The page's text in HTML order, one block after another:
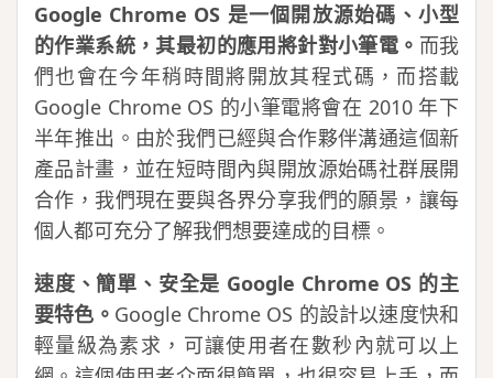
Google Chrome OS 是一個開放源始碼、小型
的作業系統，其最初的應用將針對小筆電。 而我
們也會在今年稍時間將開放其程式碼，而搭載
Google Chrome OS 的小筆電將會在 2010 年下
半年推出。由於我們已經與合作夥伴溝通這個新
產品計畫，並在短時間內與開放源始碼社群展開
合作，我們現在要與各界分享我們的願景，讓每
個人都可充分了解我們想要達成的目標。
速度、簡單、安全是 Google Chrome OS 的主
要特色。 Google Chrome OS 的設計以速度快和
輕量級為素求，可讓使用者在數秒內就可以上